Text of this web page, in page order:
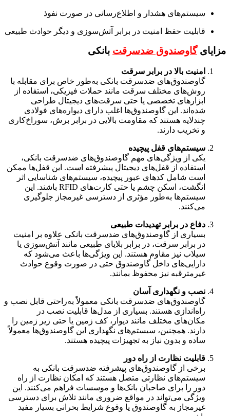
سیستم‌های هشدار و اطلاع‌رسانی در صورت نفوذ
قابلیت حفظ امنیت در برابر آتش‌سوزی و دیگر حوادث طبیعی
مزایایگاوصندوق ضدسرقت بانکی
امنیت بالا در برابر سرقت
گاوصندوق‌های ضدسرقت بانکی به‌طور خاص برای مقابله با
روش‌های مختلف سرقت مانند حملات فیزیکی، استفاده از
ابزارهای تخصصی یا حتی سرقت‌های دیجیتال طراحی
شده‌اند. این گاوصندوق‌ها اغلب دارای دیواره‌های فولادی
چندلایه هستند که مقاومت بالایی در برابر برش، سوراخ‌کاری
و تخریب دارند.
سیستم‌های قفل پیچیده
یکی از ویژگی‌های مهم گاوصندوق‌های ضدسرقت بانکی،
استفاده از قفل‌های دیجیتال پیشرفته است. این قفل‌ها ممکن
است شامل کدهای عبور پیچیده، سیستم‌های شناسایی اثر
انگشت، اسکن چشم یا حتی کارت‌های RFID باشند. این
سیستم‌ها به‌طور مؤثری از دسترسی غیرمجاز جلوگیری
می‌کنند.
دفاع در برابر تهدیدات طبیعی
بسیاری از گاوصندوق‌های ضدسرقت بانکی علاوه بر امنیت
در برابر سرقت، در برابر بلایای طبیعی مانند آتش‌سوزی یا
سیلاب نیز مقاوم هستند. این ویژگی‌ها باعث می‌شود که
دارایی‌های داخل گاوصندوق حتی در صورت وقوع حوادث
غیرمترقبه نیز محفوظ بمانند.
نصب و نگهداری آسان
گاوصندوق‌های ضدسرقت بانکی معمولاً به‌راحتی قابل نصب و
راه‌اندازی هستند. بسیاری از مدل‌ها قابلیت نصب در
مکان‌های مختلف مانند دیوار، کف زمین یا حتی زیر زمین را
دارند. همچنین، سیستم‌های نگهداری این گاوصندوق‌ها معمولاً
ساده و بدون نیاز به تجهیزات پیچیده هستند.
قابلیت نظارت از راه دور
برخی از گاوصندوق‌های پیشرفته ضدسرقت بانکی به
سیستم‌های نظارتی متصل هستند که امکان نظارت از راه
دور را برای صاحبان بانک‌ها و موسسات فراهم می‌کنند. این
ویژگی می‌تواند در مواقع ضروری مانند تلاش برای دسترسی
غیرمجاز به گاوصندوق یا وقوع شرایط بحرانی بسیار مفید